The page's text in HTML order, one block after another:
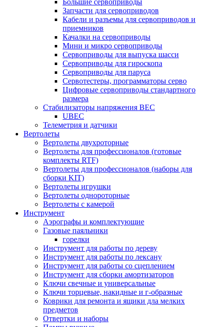
Большие сервоприводы
Запчасти для сервоприводов
Кабели и разъемы для сервоприводов и
приемников
Качалки на сервоприводы
Мини и микро сервоприводы
Сервоприводы для выпуска шасси
Сервоприводы для гироскопа
Сервоприводы для паруса
Сервотестеры, программаторы серво
Цифровые сервоприводы стандартного
размера
Стабилизаторы напряжения BEC
UBEC
Телеметрия и датчики
Вертолеты
Вертолеты двухроторные
Вертолеты для профессионалов (готовые
комплекты RTF)
Вертолеты для профессионалов (наборы для
сборки KIT)
Вертолеты игрушки
Вертолеты однороторные
Вертолеты с камерой
Инструмент
Аэрографы и комплектующие
Газовые паяльники
горелки
Инструмент для работы по дереву
Инструмент для работы по лексану
Инструмент для работы со сцеплением
Инструмент для сборки амортизаторов
Ключи свечные и универсальные
Ключи торцевые, накидные и г-образные
Коврики для ремонта и ящики дла мелких
предметов
Отвертки и наборы